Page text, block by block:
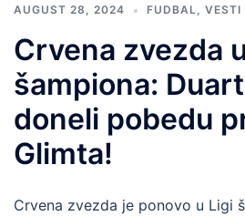
AUGUST 28, 2024 FUDBAL, VESTI
Crvena zvezda
šampiona:
doneli pobedu
Glimta!
Crvena zvezda je ponovo u Ligi